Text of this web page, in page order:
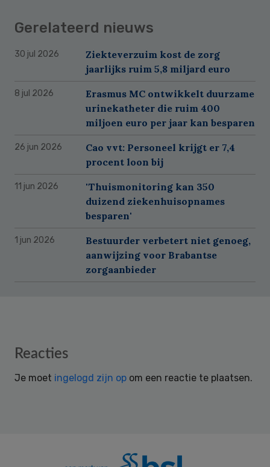
Gerelateerd nieuws
30 jul 2026
Ziekteverzuim kost de zorg
jaarlijks ruim 5,8 miljard euro
8 jul 2026
Erasmus MC ontwikkelt duurzame
urinekatheter die ruim 400
miljoen euro per jaar kan besparen
26 jun 2026
Cao vvt: Personeel krijgt er 7,4
procent loon bij
11 jun 2026
'Thuismonitoring kan 350
duizend ziekenhuisopnames
besparen'
1 jun 2026
Bestuurder verbetert niet genoeg,
aanwijzing voor Brabantse
zorgaanbieder
Reader
Reacties
Je moet ingelogd zijn op om een reactie te plaatsen.